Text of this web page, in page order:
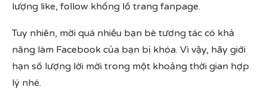
lượng like, follow khổng lồ trang fanpage.
Tuy nhiên, mời quá nhiều bạn bè tương tác có khả
năng làm Facebook của bạn bị khóa. Vì vậy, hãy giới
hạn số lượng lời mời trong một khoảng thời gian hợp
lý nhé.